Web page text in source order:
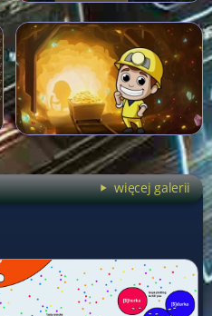
więcej galerii